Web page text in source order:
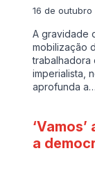
16 de outubro
A gravidade
mobilização
trabalhadora
imperialista,
aprofunda a…
a